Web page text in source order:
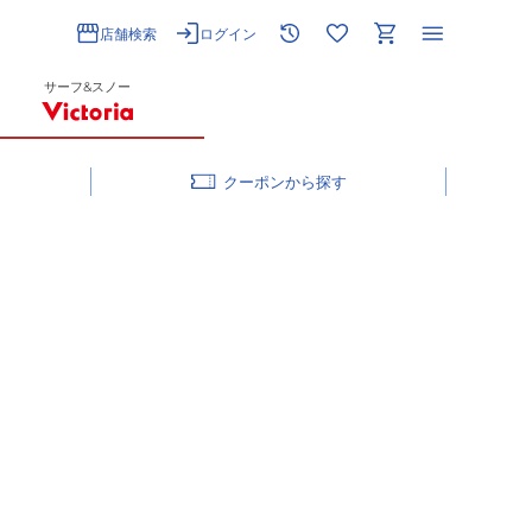
店舗検索 ログイン
サーフ&スノー
クーポン